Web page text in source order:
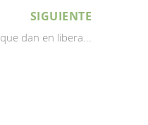
SIGUIENTE
dan en libera...